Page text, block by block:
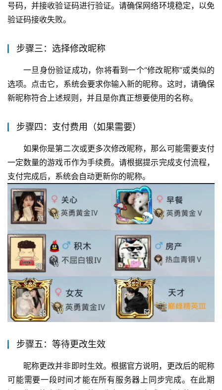
号码，并接收验证码进行验证。请确保网络环境稳定，以免
验证码接收失败。
步骤三：选择修改昵称
一旦身份验证成功，你将看到一个“修改昵称”或类似的
选项。点击它，系统会要求你输入新的昵称。这时，请确保
新昵称符合上述规则，并且是你真正想要使用的名称。
步骤四：支付费用（如果需要）
如果你是第二次或更多次修改昵称，那么可能需要支付
一定数量的游戏币作为手续费。请根据提示完成支付流程，
支付完成后，系统会自动更新你的昵称。
步骤五：等待更改生效
昵称更改并非即时生效。根据官方说明，更改后的昵称
可能需要一段时间才能在所有服务器上同步完成。在此期